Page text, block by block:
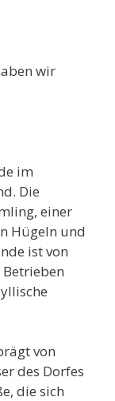
wir
im
Die
einer
Hügeln und
ist von
von
des Dorfes
die sich